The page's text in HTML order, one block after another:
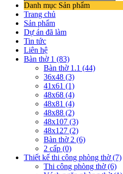
Danh mục Sản phẩm
Trang chủ
Sản phẩm
Dự án đã làm
Tin tức
Liên hệ
Bàn thờ 1 (83)
Bàn thờ 1.1 (44)
36x48 (3)
41x61 (1)
48x68 (4)
48x81 (4)
48x88 (2)
48x107 (3)
48x127 (2)
Bàn thờ 2 (6)
2 cấp (0)
Thiết kế thi công phòng thờ (7)
Thi công phòng thờ (6)